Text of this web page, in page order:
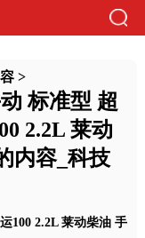
>
标准型 超
2.2L 莱动
内容_科技
100 2.2L 莱动柴油 手